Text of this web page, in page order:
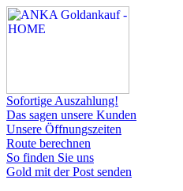
Sofortige Auszahlung!
Das sagen unsere Kunden
Unsere Öffnungszeiten
Route berechnen
So finden Sie uns
Gold mit der Post senden